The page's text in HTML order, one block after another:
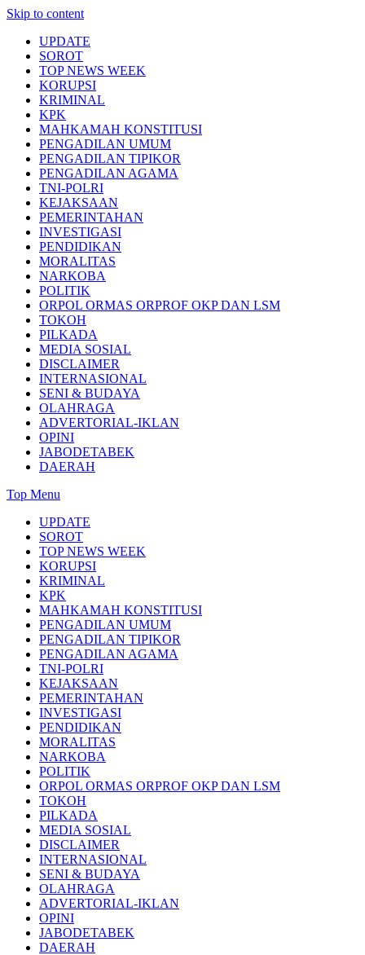
Skip to content
UPDATE
SOROT
TOP NEWS WEEK
KORUPSI
KRIMINAL
KPK
MAHKAMAH KONSTITUSI
PENGADILAN UMUM
PENGADILAN TIPIKOR
PENGADILAN AGAMA
TNI-POLRI
KEJAKSAAN
PEMERINTAHAN
INVESTIGASI
PENDIDIKAN
MORALITAS
NARKOBA
POLITIK
ORPOL ORMAS ORPROF OKP DAN LSM
TOKOH
PILKADA
MEDIA SOSIAL
DISCLAIMER
INTERNASIONAL
SENI & BUDAYA
OLAHRAGA
ADVERTORIAL-IKLAN
OPINI
JABODETABEK
DAERAH
Top Menu
UPDATE
SOROT
TOP NEWS WEEK
KORUPSI
KRIMINAL
KPK
MAHKAMAH KONSTITUSI
PENGADILAN UMUM
PENGADILAN TIPIKOR
PENGADILAN AGAMA
TNI-POLRI
KEJAKSAAN
PEMERINTAHAN
INVESTIGASI
PENDIDIKAN
MORALITAS
NARKOBA
POLITIK
ORPOL ORMAS ORPROF OKP DAN LSM
TOKOH
PILKADA
MEDIA SOSIAL
DISCLAIMER
INTERNASIONAL
SENI & BUDAYA
OLAHRAGA
ADVERTORIAL-IKLAN
OPINI
JABODETABEK
DAERAH